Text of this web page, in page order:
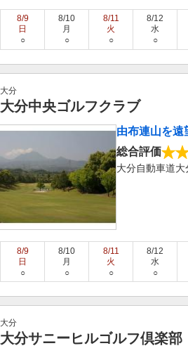
8/9
日
○
8/10
月
○
8/11
火
○
8/12
水
○
大分
大分中央ゴルフクラブ
由布連山を遠
総合評価
大分自動車道
8/9
日
○
8/10
月
○
8/11
火
○
8/12
水
○
大分
大分サニーヒルゴルフ倶楽部